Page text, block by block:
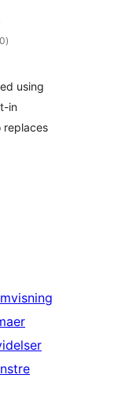
totale
vurderinger
)
using
in
replaces